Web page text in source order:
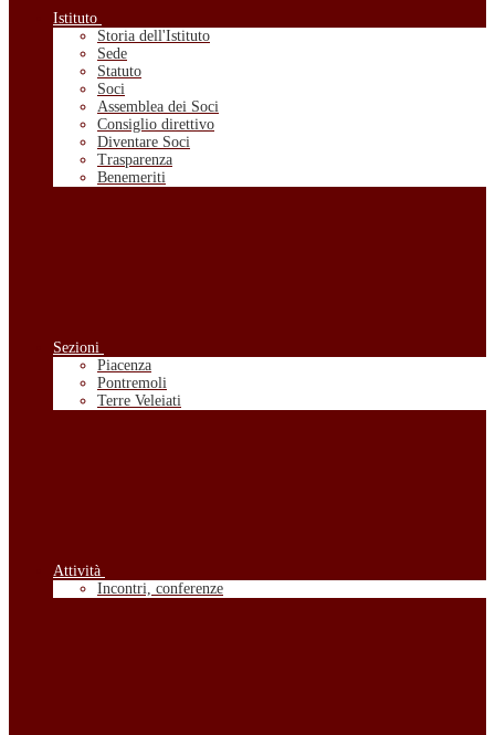
Istituto
Storia dell'Istituto
Sede
Statuto
Soci
Assemblea dei Soci
Consiglio direttivo
Diventare Soci
Trasparenza
Benemeriti
Sezioni
Piacenza
Pontremoli
Terre Veleiati
Attività
Incontri, conferenze